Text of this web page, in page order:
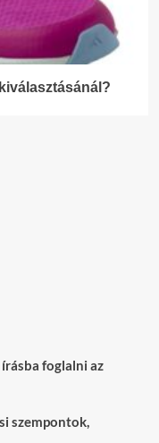
foglalni az
szempontok,